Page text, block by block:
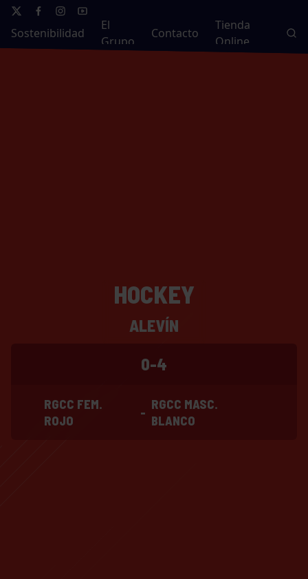
Sostenibilidad
El
Grupo
Contacto
Tienda
Online
HOCKEY
ALEVÍN
0-4
RGCC FEM.
ROJO
-
RGCC MASC.
BLANCO